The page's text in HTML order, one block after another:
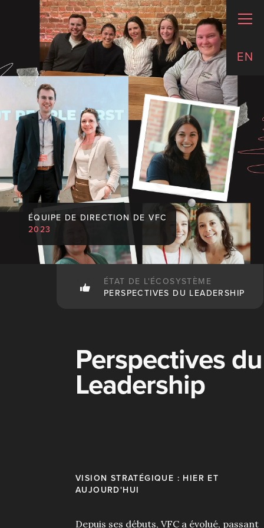
EN
ÉQUIPE DE DIRECTION DE VFC
2023
ÉTAT DE L'ÉCOSYSTÈME
PERSPECTIVES DU LEADERSHIP
Perspectives du
Leadership
VISION STRATÉGIQUE : HIER ET
AUJOURD'HUI
Depuis ses débuts, VFC a évolué, passant